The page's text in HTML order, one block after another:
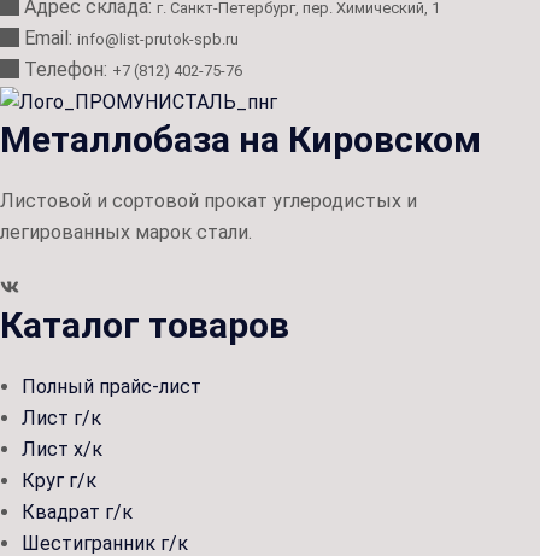
Адрес склада: г. Санкт-Петербург, пер. Химический, 1
Email: info@list-prutok-spb.ru
Телефон: +7 (812) 402-75-76
Металлобаза на Кировском
Листовой и сортовой прокат углеродистых и
легированных марок стали.
Каталог товаров
Полный прайс-лист
Лист г/к
Лист х/к
Круг г/к
Квадрат г/к
Шестигранник г/к